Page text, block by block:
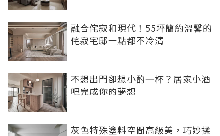
融合侘寂和現代！55坪簡約溫馨的
侘寂宅邸一點都不冷清
不想出門卻想小酌一杯？居家小酒
吧完成你的夢想
灰色特殊塗料空間高級美，巧妙揉